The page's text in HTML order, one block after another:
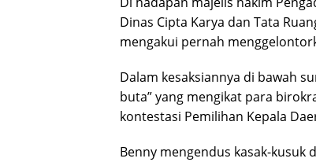
Dinas Cipta Karya dan Tata
mengakui pernah
Dalam kesaksiannya di bawah
buta” yang mengikat para
kontestasi Pemilihan Kepala
Benny mengendus kasak-kusuk